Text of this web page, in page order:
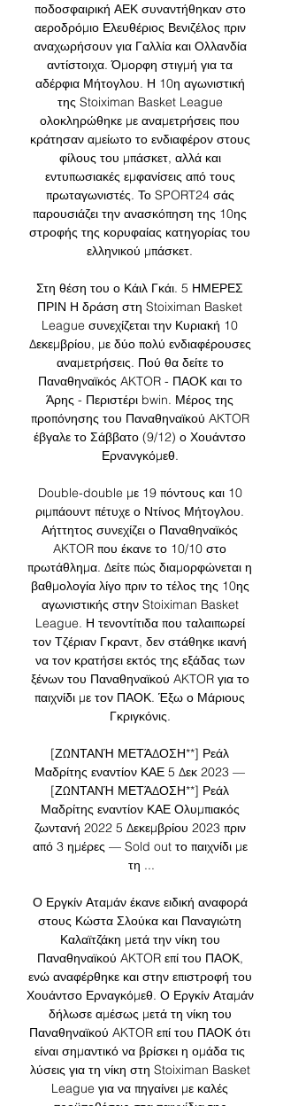
ποδοσφαιρική ΑΕΚ συναντήθηκαν στο
αεροδρόμιο Ελευθέριος Βενιζέλος πριν
αναχωρήσουν για Γαλλία και Ολλανδία
αντίστοιχα. Όμορφη στιγμή για τα
αδέρφια Μήτογλου. Η 10η αγωνιστική
της Stoiximan Basket League
ολοκληρώθηκε με αναμετρήσεις που
κράτησαν αμείωτο το ενδιαφέρον στους
φίλους του μπάσκετ, αλλά και
εντυπωσιακές εμφανίσεις από τους
πρωταγωνιστές. Το SPORT24 σάς
παρουσιάζει την ανασκόπηση της 10ης
στροφής της κορυφαίας κατηγορίας του
ελληνικού μπάσκετ.
Στη θέση του ο Κάιλ Γκάι. 5 ΗΜΕΡΕΣ
ΠΡΙΝ Η δράση στη Stoiximan Basket
League συνεχίζεται την Κυριακή 10
Δεκεμβρίου, με δύο πολύ ενδιαφέρουσες
αναμετρήσεις. Πού θα δείτε το
Παναθηναϊκός AKTOR - ΠΑΟΚ και το
Άρης - Περιστέρι bwin. Μέρος της
προπόνησης του Παναθηναϊκού AKTOR
έβγαλε το Σάββατο (9/12) ο Χουάντσο
Ερνανγκόμεθ.
Double-double με 19 πόντους και 10
ριμπάουντ πέτυχε ο Ντίνος Μήτογλου.
Αήττητος συνεχίζει ο Παναθηναϊκός
AKTOR που έκανε το 10/10 στο
πρωτάθλημα. Δείτε πώς διαμορφώνεται η
βαθμολογία λίγο πριν το τέλος της 10ης
αγωνιστικής στην Stoiximan Basket
League. Η τενοντίτιδα που ταλαιπωρεί
τον Τζέριαν Γκραντ, δεν στάθηκε ικανή
να τον κρατήσει εκτός της εξάδας των
ξένων του Παναθηναϊκού AKTOR για το
παιχνίδι με τον ΠΑΟΚ. Έξω ο Μάριους
Γκριγκόνις.
[ΖΩΝΤΑΝΉ ΜΕΤΆΔΟΣΗ**] Ρεάλ
Μαδρίτης εναντίον ΚΑΕ 5 Δεκ 2023 —
[ΖΩΝΤΑΝΉ ΜΕΤΆΔΟΣΗ**] Ρεάλ
Μαδρίτης εναντίον ΚΑΕ Ολυμπιακός
ζωντανή 2022 5 Δεκεμβρίου 2023 πριν
από 3 ημέρες — Sold out το παιχνίδι με
τη ...
Ο Εργκίν Αταμάν έκανε ειδική αναφορά
στους Κώστα Σλούκα και Παναγιώτη
Καλαϊτζάκη μετά την νίκη του
Παναθηναϊκού AKTOR επί του ΠΑΟΚ,
ενώ αναφέρθηκε και στην επιστροφή του
Χουάντσο Ερναγκόμεθ. Ο Εργκίν Αταμάν
δήλωσε αμέσως μετά τη νίκη του
Παναθηναϊκού AKTOR επί του ΠΑΟΚ ότι
είναι σημαντικό να βρίσκει η ομάδα τις
λύσεις για τη νίκη στη Stoiximan Basket
League για να πηγαίνει με καλές